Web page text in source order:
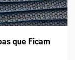
que Ficam